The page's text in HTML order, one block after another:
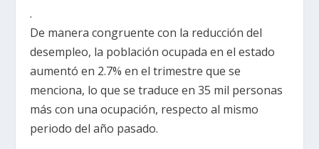
.
De manera congruente con la reducción del
desempleo, la población ocupada en el estado
aumentó en 2.7% en el trimestre que se
menciona, lo que se traduce en 35 mil personas
más con una ocupación, respecto al mismo
periodo del año pasado.